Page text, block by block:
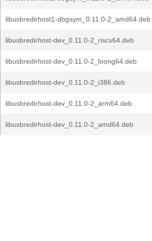
libusbredirhost1-dbgsym_0.11.0-2_amd64.deb
libusbredirhost-dev_0.11.0-2_riscv64.deb
libusbredirhost-dev_0.11.0-2_loong64.deb
libusbredirhost-dev_0.11.0-2_i386.deb
libusbredirhost-dev_0.11.0-2_arm64.deb
libusbredirhost-dev_0.11.0-2_amd64.deb